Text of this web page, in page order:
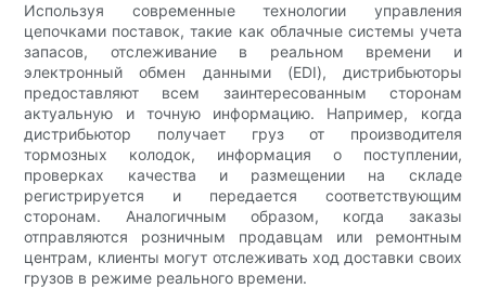
Используя современные технологии управления
цепочками поставок, такие как облачные системы учета
запасов, отслеживание в реальном времени и
электронный обмен данными (EDI), дистрибьюторы
предоставляют всем заинтересованным сторонам
актуальную и точную информацию. Например, когда
дистрибьютор получает груз от производителя
тормозных колодок, информация о поступлении,
проверках качества и размещении на складе
регистрируется и передается соответствующим
сторонам. Аналогичным образом, когда заказы
отправляются розничным продавцам или ремонтным
центрам, клиенты могут отслеживать ход доставки своих
грузов в режиме реального времени.